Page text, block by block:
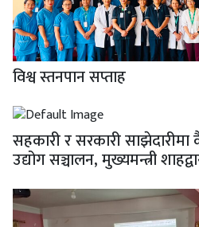
विश्व स्तनपान सप्ताह
सहकारी र सरकारी साझेदारीमा
उद्योग सञ्चालन, मुख्यमन्त्री